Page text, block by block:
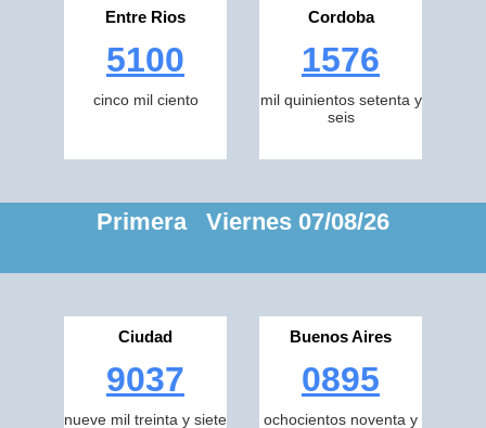
Entre Rios
5100
cinco mil ciento
Cordoba
1576
mil quinientos setenta y
seis
Primera Viernes 07/08/26
Ciudad
9037
nueve mil treinta y siete
Buenos Aires
0895
ochocientos noventa y